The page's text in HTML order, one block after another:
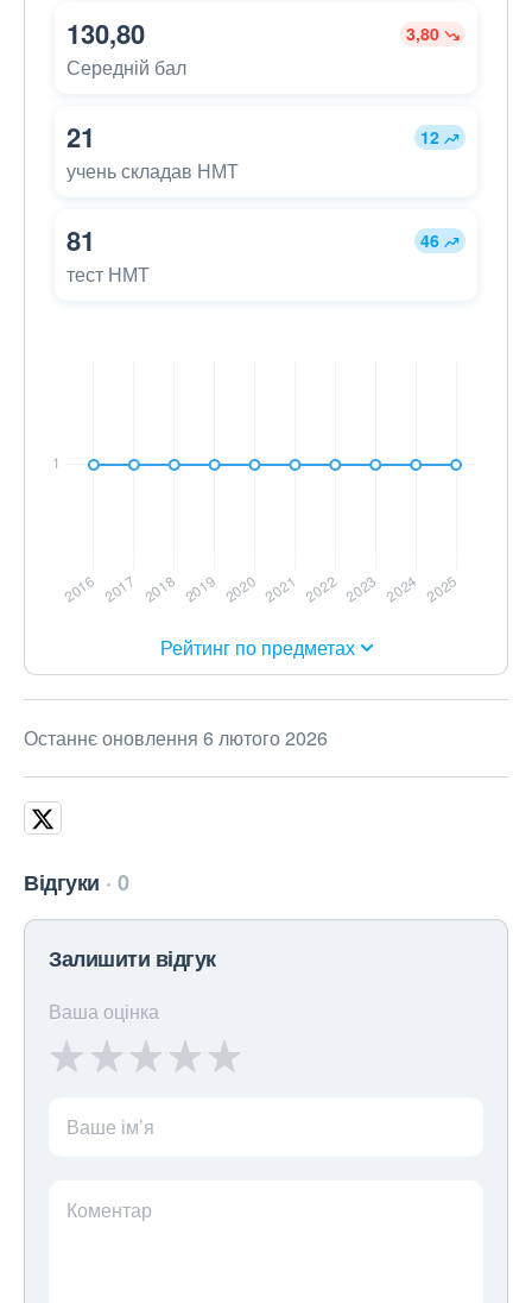
130,80 3,80
Середній бал
21 12
учень складав НМТ
81 46
тест НМТ
Рейтинг по предметах
Останнє оновлення 6 лютого 2026
Відгуки 0
Залишити відгук
Ваша оцінка
Ваше ім’я
Коментар